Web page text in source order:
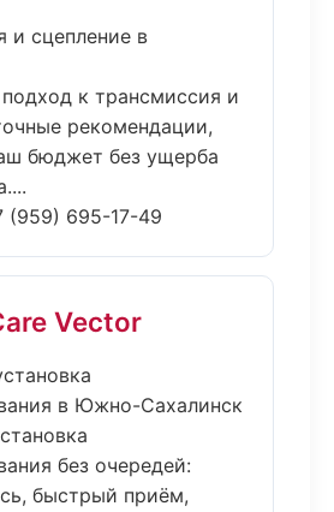
и сцепление в
к трансмиссия и
рекомендации,
бюджет без ущерба
(959) 695-17-49
Vector
в Южно-Сахалинск
без очередей:
быстрый приём,